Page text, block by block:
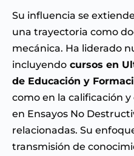
Su influencia se
una trayectoria como
mecánica. Ha liderado
incluyendo cursos en
de Educación y
como en la calificación
en Ensayos No
relacionadas. Su
transmisión de